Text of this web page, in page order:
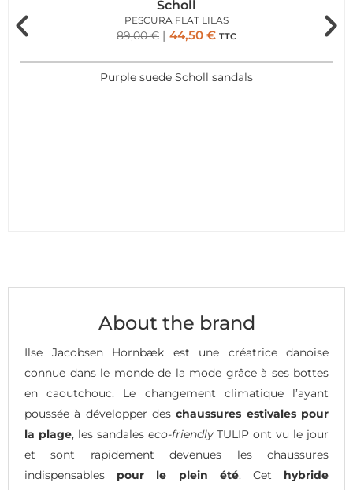
Scholl
PESCURA FLAT LILAS
89,00€ 44,50 € TTC
Purple suede Scholl sandals
About the brand
Ilse Jacobsen Hornbæk est une créatrice danoise
connue dans le monde de la mode grâce à ses bottes
en caoutchouc. Le changement climatique l’ayant
poussée à développer deschaussures estivales pour
la plage, les sandales eco-friendlyTULIP ont vu le jour
et sont rapidement devenues les chaussures
indispensables pour le plein été. Cet hybride